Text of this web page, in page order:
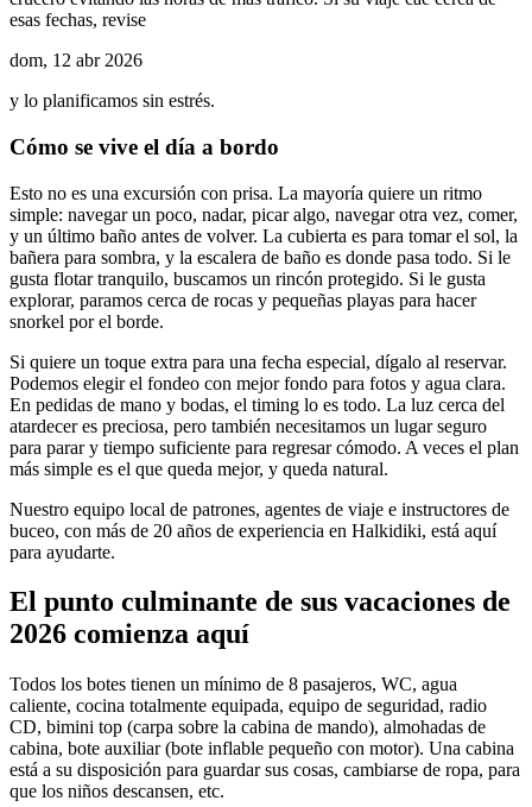
esas fechas, revise
dom, 12 abr 2026
y lo planificamos sin estrés.
Cómo se vive el día a bordo
Esto no es una excursión con prisa. La mayoría quiere un ritmo
simple: navegar un poco, nadar, picar algo, navegar otra vez, comer,
y un último baño antes de volver. La cubierta es para tomar el sol, la
bañera para sombra, y la escalera de baño es donde pasa todo. Si le
gusta flotar tranquilo, buscamos un rincón protegido. Si le gusta
explorar, paramos cerca de rocas y pequeñas playas para hacer
snorkel por el borde.
Si quiere un toque extra para una fecha especial, dígalo al reservar.
Podemos elegir el fondeo con mejor fondo para fotos y agua clara.
En pedidas de mano y bodas, el timing lo es todo. La luz cerca del
atardecer es preciosa, pero también necesitamos un lugar seguro
para parar y tiempo suficiente para regresar cómodo. A veces el plan
más simple es el que queda mejor, y queda natural.
Nuestro equipo local de patrones, agentes de viaje e instructores de
buceo, con más de 20 años de experiencia en Halkidiki, está aquí
para ayudarte.
El punto culminante de sus vacaciones de
2026 comienza aquí
Todos los botes tienen un mínimo de 8 pasajeros, WC, agua
caliente, cocina totalmente equipada, equipo de seguridad, radio
CD, bimini top (carpa sobre la cabina de mando), almohadas de
cabina, bote auxiliar (bote inflable pequeño con motor). Una cabina
está a su disposición para guardar sus cosas, cambiarse de ropa, para
que los niños descansen, etc.